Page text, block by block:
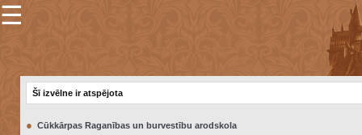
×
☰
Šī izvēlne ir atspējota
● Cūkkārpas Raganības un burvestību arodskola